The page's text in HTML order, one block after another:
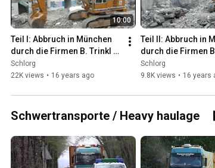
10:00
Teil I: Abbruch in München
durch die Firmen B. Trinkl
und Abbruch LUFF
Schlorg
22K views • 16 years ago
Teil II: Abbruch in
durch die Firmen
und Abbruch LUFF
Schlorg
9.8K views • 16 years
Schwertransporte / Heavy haulage